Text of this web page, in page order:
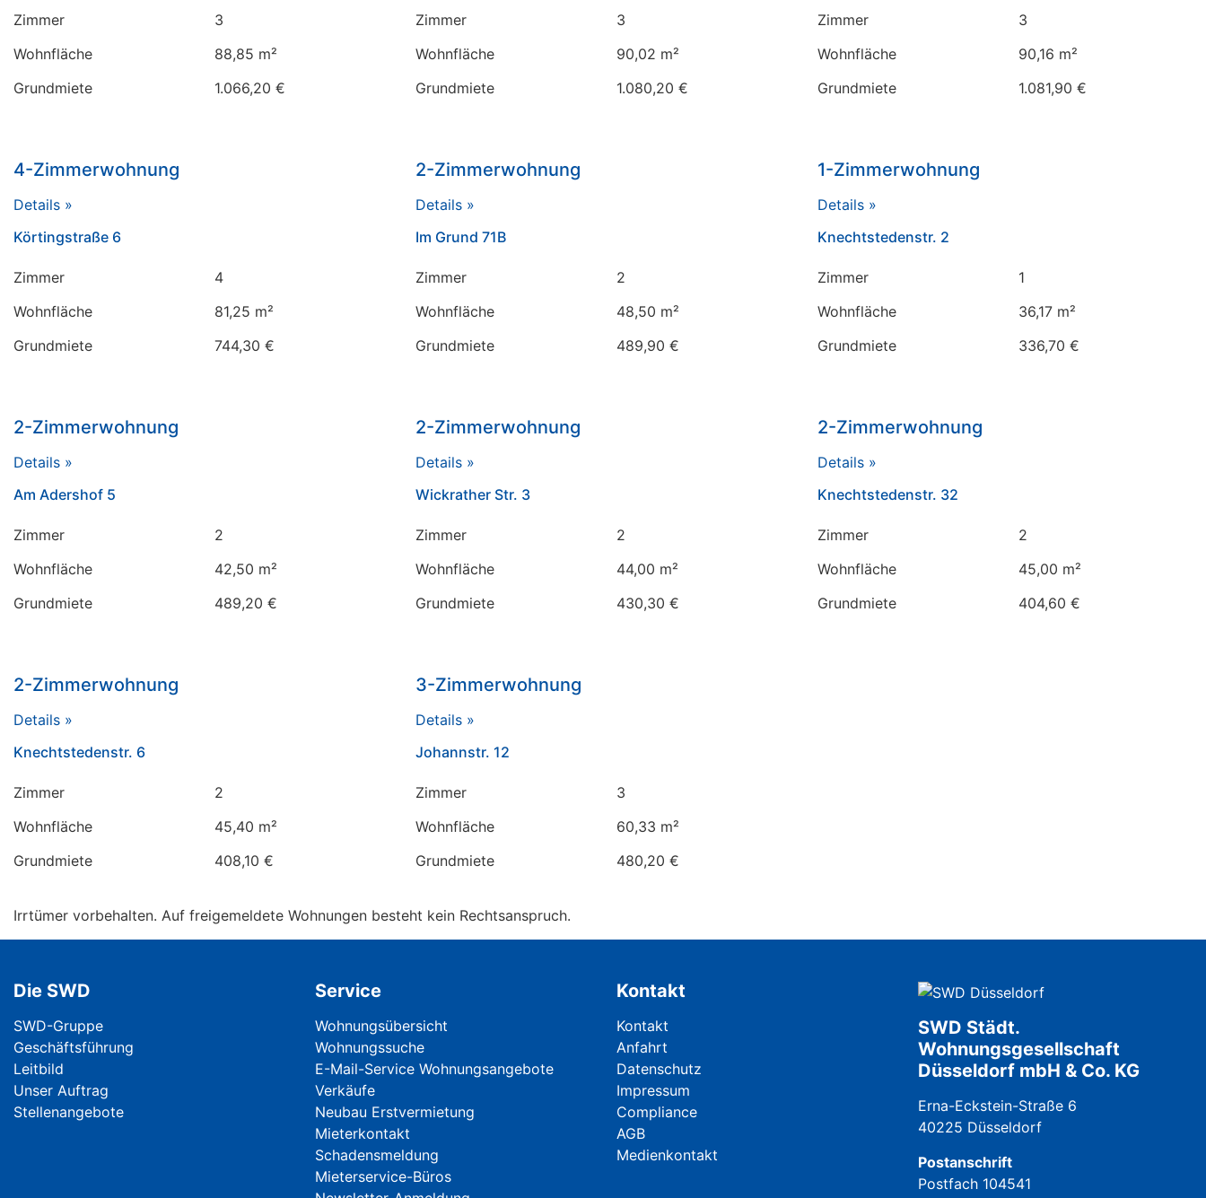
Zimmer
3
Wohnfläche
88,85 m²
Grundmiete
1.066,20 €
Zimmer
3
Wohnfläche
90,02 m²
Grundmiete
1.080,20 €
Zimmer
3
Wohnfläche
90,16 m²
Grundmiete
1.081,90 €
4-Zimmerwohnung
Details »
Körtingstraße 6
Zimmer
4
Wohnfläche
81,25 m²
Grundmiete
744,30 €
2-Zimmerwohnung
Details »
Im Grund 71B
Zimmer
2
Wohnfläche
48,50 m²
Grundmiete
489,90 €
1-Zimmerwohnung
Details »
Knechtstedenstr. 2
Zimmer
1
Wohnfläche
36,17 m²
Grundmiete
336,70 €
2-Zimmerwohnung
Details »
Am Adershof 5
Zimmer
2
Wohnfläche
42,50 m²
Grundmiete
489,20 €
2-Zimmerwohnung
Details »
Wickrather Str. 3
Zimmer
2
Wohnfläche
44,00 m²
Grundmiete
430,30 €
2-Zimmerwohnung
Details »
Knechtstedenstr. 32
Zimmer
2
Wohnfläche
45,00 m²
Grundmiete
404,60 €
2-Zimmerwohnung
Details »
Knechtstedenstr. 6
Zimmer
2
Wohnfläche
45,40 m²
Grundmiete
408,10 €
3-Zimmerwohnung
Details »
Johannstr. 12
Zimmer
3
Wohnfläche
60,33 m²
Grundmiete
480,20 €
Irrtümer vorbehalten. Auf freigemeldete Wohnungen besteht kein Rechtsanspruch.
Die SWD
Navigation überspringen
SWD-Gruppe
Geschäftsführung
Leitbild
Unser Auftrag
Stellenangebote
Service
Navigation überspringen
Wohnungsübersicht
Wohnungssuche
E-Mail-Service Wohnungsangebote
Verkäufe
Neubau Erstvermietung
Mieterkontakt
Schadensmeldung
Mieterservice-Büros
Kontakt
Navigation überspringen
Kontakt
Anfahrt
Datenschutz
Impressum
Compliance
AGB
Medienkontakt
SWD Städt.
Wohnungsgesellschaft
Düsseldorf mbH & Co. KG
Erna-Eckstein-Straße 6
40225 Düsseldorf
Postanschrift
Postfach 104541